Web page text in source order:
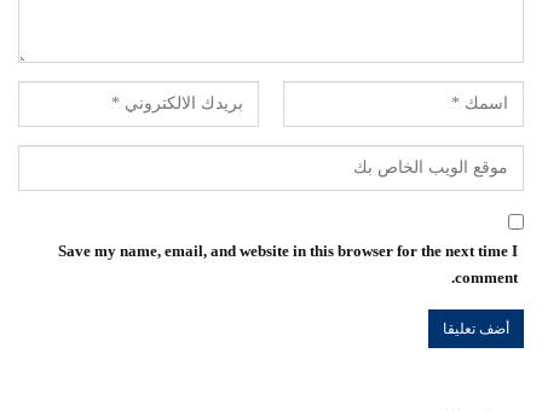
Save my name, email, and website in this browser for the next time I
comment.